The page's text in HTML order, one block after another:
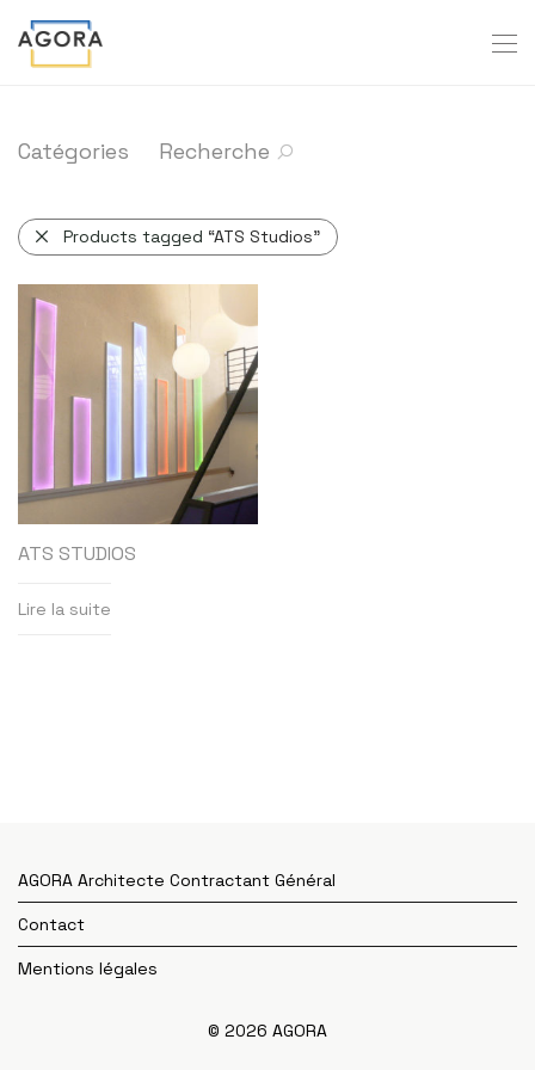
Catégories Recherche
Products tagged “ATS Studios”
ATS STUDIOS
Lire la suite
AGORA Architecte Contractant Général
Contact
Mentions légales
© 2026 AGORA